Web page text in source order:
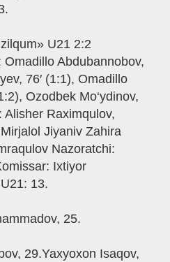
U21 2:2
Abdubannobov,
76′ (1:1), Omadillo
Ozodbek Mo‘ydinov,
Alisher Raximqulov,
Jiyaniv Zahira
Nazoratchi:
Ixtiyor
13.
25.
29.Yaxyoxon Isaqov,